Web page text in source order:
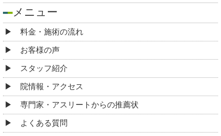
メニュー
料金・施術の流れ
お客様の声
スタッフ紹介
院情報・アクセス
専門家・アスリートからの推薦状
よくある質問